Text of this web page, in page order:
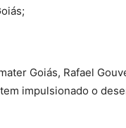
Goiás, Rafael
impulsionado o